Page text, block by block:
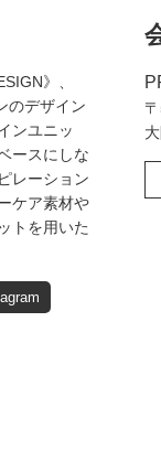
》、
のデザイン
ンユニッ
ースにしな
レーション
ケア素材や
トを用いた